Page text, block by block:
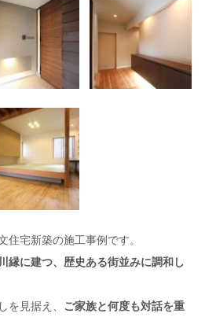
住宅新築の施工事例です。
縁に建つ、歴史ある街並みに調和し
を見据え、 ご家族と何度も対話を重